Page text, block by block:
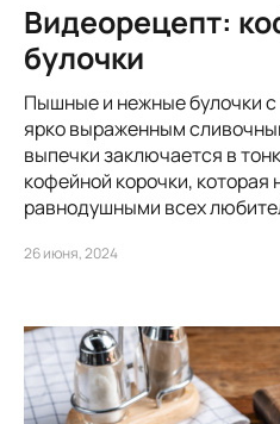
Видеорецепт:
булочки
Пышные и нежные булочки с
ярко выраженным
выпечки заключается в
кофейной корочки, которая
равнодушными всех
26 июня, 2024